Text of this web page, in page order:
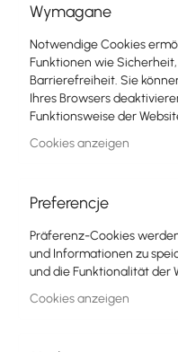
Skip
product
list
Ubiquiti
Mikrotik
WiFi & SOHO
Antennas
Switch
Zugangspunkte
Koaxialkabel
Power Supply
Wymagane
Notwendige Cookies
Funktionen wie
Barrierefreiheit. Sie
Ihres Browsers
Funktionsweise der
Cookies anzeigen
Preferencje
Präferenz-Cookies
und Informationen zu
und die Funktionalität der
Cookies anzeigen